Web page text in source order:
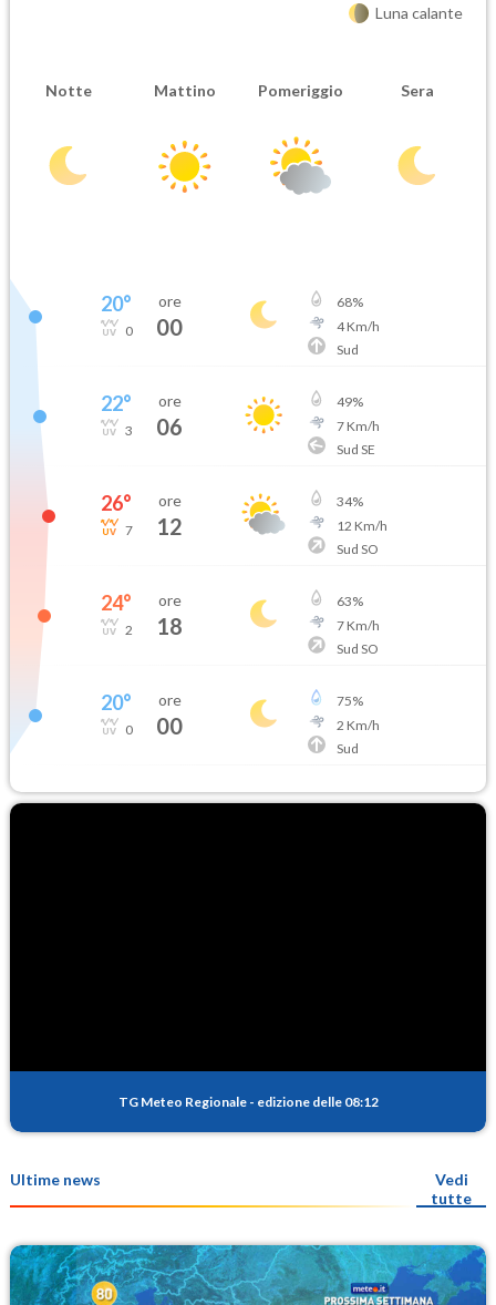
Luna calante
Notte Mattino Pomeriggio Sera
20°
0
ore
00
68%
4Km/h
Sud
22°
3
ore
06
49%
7Km/h
Sud SE
26°
7
ore
12
34%
12 Km/h
Sud SO
24°
2
ore
18
63%
7Km/h
Sud SO
20°
0
ore
00
75%
2 Km/h
Sud
TG Meteo Regionale - edizione delle 08:12
Ultime news
Vedi
tutte